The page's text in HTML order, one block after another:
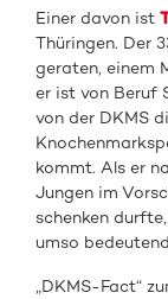
Einer davon ist
Thüringen. Der
geraten, einem
er ist von Beruf
von der DKMS
kommt. Als er
Jungen im
schenken
umso
„DKMS-Fact“